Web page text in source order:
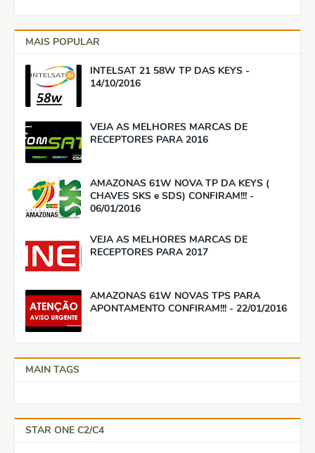
MAIS POPULAR
INTELSAT 21 58W TP DAS KEYS -
14/10/2016
VEJA AS MELHORES MARCAS DE
RECEPTORES PARA 2016
AMAZONAS 61W NOVA TP DA KEYS (
CHAVES SKS e SDS) CONFIRAM!!! -
06/01/2016
VEJA AS MELHORES MARCAS DE
RECEPTORES PARA 2017
AMAZONAS 61W NOVAS TPS PARA
APONTAMENTO CONFIRAM!!! - 22/01/2016
MAIN TAGS
STAR ONE C2/C4